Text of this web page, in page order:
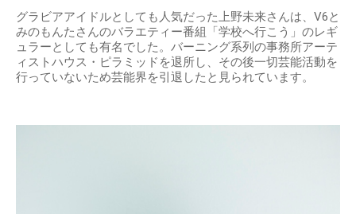
グラビアアイドルとしても人気だった上野未来さんは、V6と
みのもんたさんのバラエティー番組「学校へ行こう」のレギ
ュラーとしても有名でした。バーニング系列の事務所アーテ
ィストハウス・ピラミッドを退所し、その後一切芸能活動を
行っていないため芸能界を引退したと見られています。